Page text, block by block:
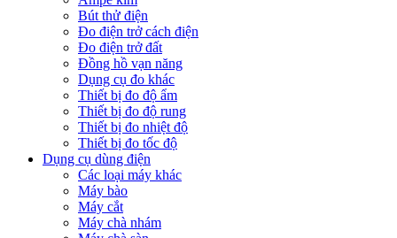
Bút thử điện
Đo điện trở cách điện
Đo điện trở đất
Đồng hồ vạn năng
Dụng cụ đo khác
Thiết bị đo độ ẩm
Thiết bị đo độ rung
Thiết bị đo nhiệt độ
Thiết bị đo tốc độ
Dụng cụ dùng điện
Các loại máy khác
Máy bào
Máy cắt
Máy chà nhám